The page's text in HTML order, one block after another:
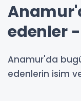
edenler
Anamur'da
edenlerin isim